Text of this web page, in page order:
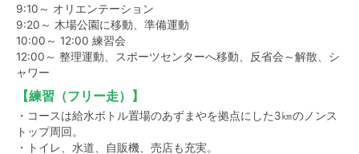
9:10～ オリエンテーション
9:20～ 木場公園に移動、準備運動
10:00～ 12:00 練習会
12:00～ 整理運動、スポーツセンターへ移動、反省会～解散、シ
ャワー
【練習（フリー走）】
・コースは給水ボトル置場のあずまやを拠点にした3㎞のノンス
トップ周回。
・トイレ、水道、自販機、売店も充実。